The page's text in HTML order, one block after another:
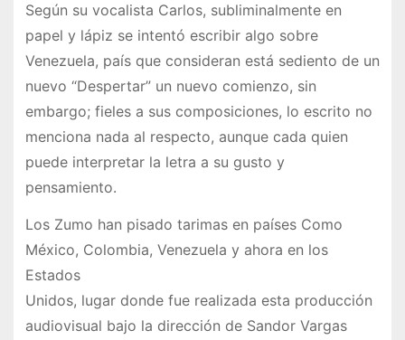
Según su vocalista Carlos, subliminalmente en
papel y lápiz se intentó escribir algo sobre
Venezuela, país que consideran está sediento de un
nuevo “Despertar” un nuevo comienzo, sin
embargo; fieles a sus composiciones, lo escrito no
menciona nada al respecto, aunque cada quien
puede interpretar la letra a su gusto y
pensamiento.
Los Zumo han pisado tarimas en países Como
México, Colombia, Venezuela y ahora en los
Estados
Unidos, lugar donde fue realizada esta producción
audiovisual bajo la dirección de Sandor Vargas